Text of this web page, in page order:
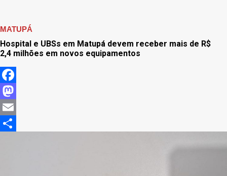
MATUPÁ
Hospital e UBSs em Matupá devem receber mais de R$
2,4 milhões em novos equipamentos
Facebook
Mastodon
Email